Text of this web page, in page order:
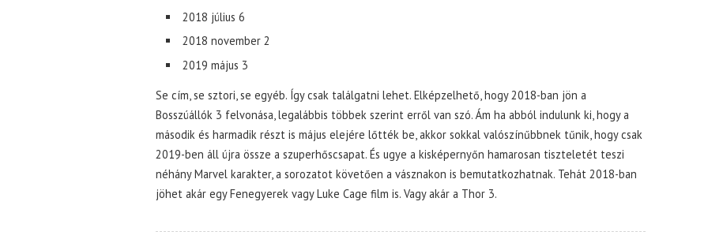
2018 július 6
2018 november 2
2019 május 3
Se cím, se sztori, se egyéb. Így csak találgatni lehet. Elképzelhető, hogy 2018-ban jön a
Bosszúállók 3 felvonása, legalábbis többek szerint erről van szó. Ám ha abból indulunk ki, hogy a
második és harmadik részt is május elejére lőtték be, akkor sokkal valószínűbbnek tűnik, hogy csak
2019-ben áll újra össze a szuperhőscsapat. És ugye a kisképernyőn hamarosan tiszteletét teszi
néhány Marvel karakter, a sorozatot követően a vásznakon is bemutatkozhatnak. Tehát 2018-ban
jöhet akár egy Fenegyerek vagy Luke Cage film is. Vagy akár a Thor 3.